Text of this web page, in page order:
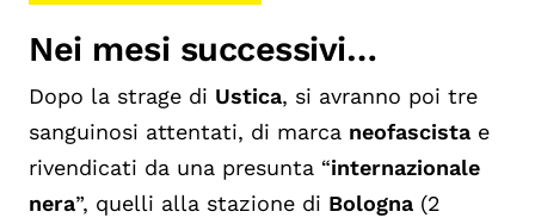
Nei mesi successivi…
Dopo la strage di Ustica, si avranno poi tre
sanguinosi attentati, di marca neofascista e
rivendicati da una presunta “internazionale
nera”, quelli alla stazione di Bologna (2